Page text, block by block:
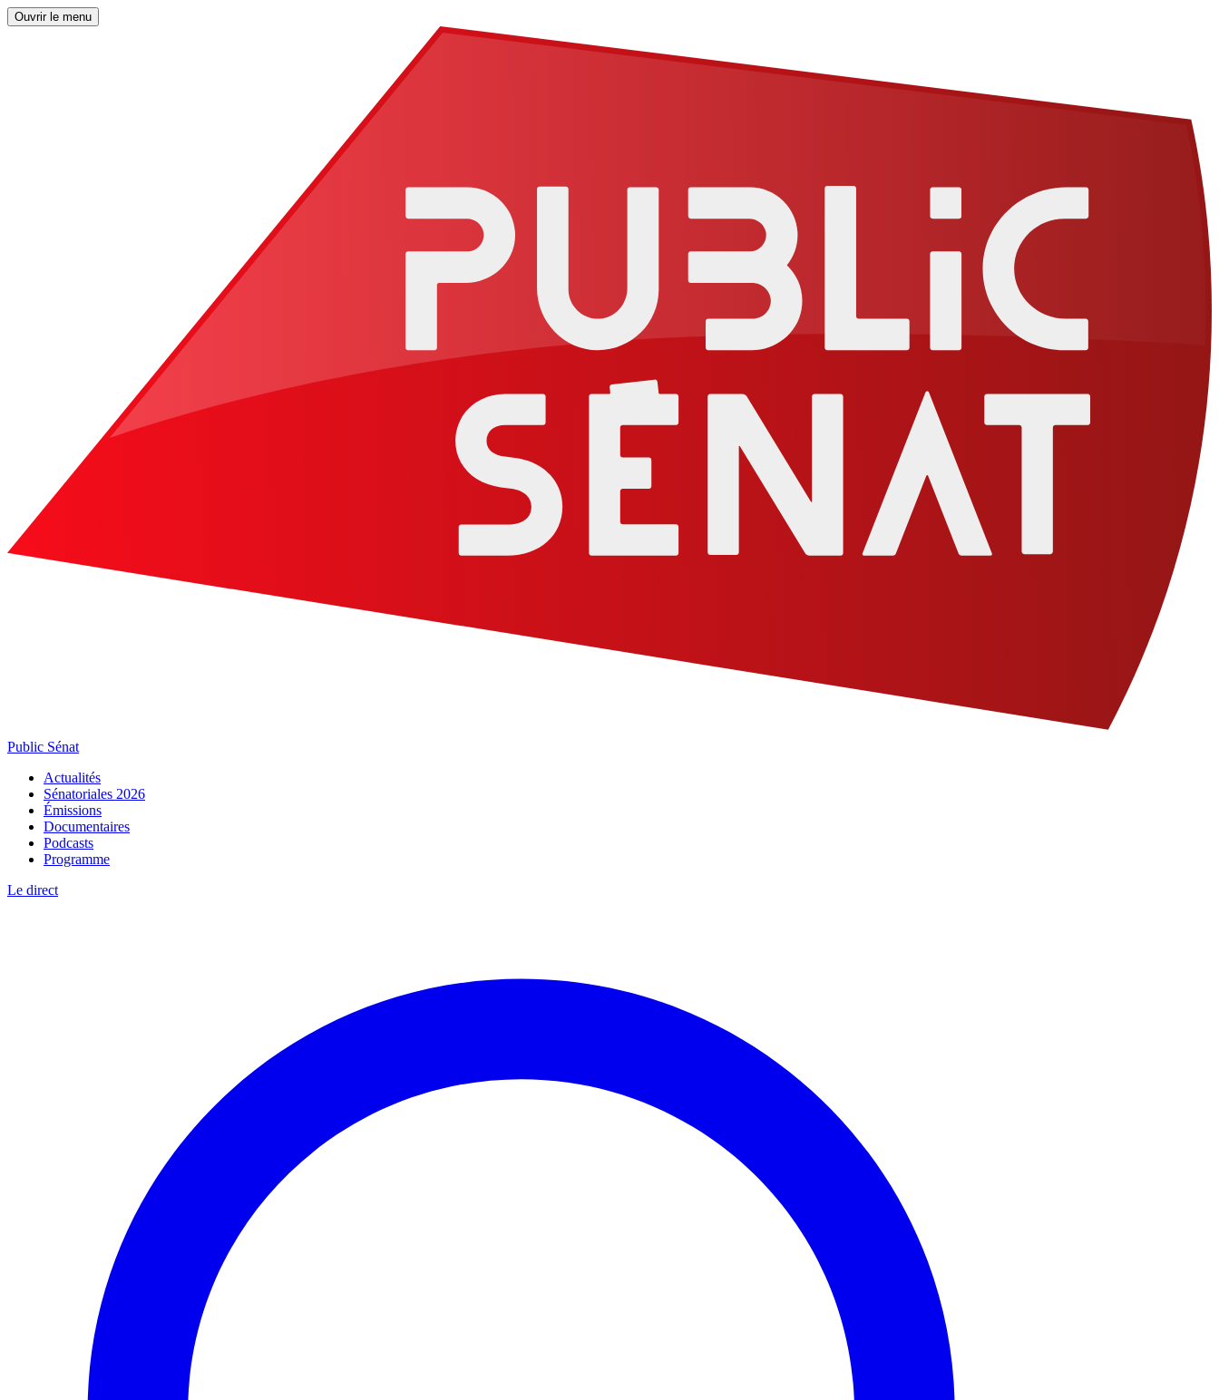
Ouvrir le menu
Public Sénat
Actualités
Sénatoriales 2026
Émissions
Documentaires
Podcasts
Programme
Le direct